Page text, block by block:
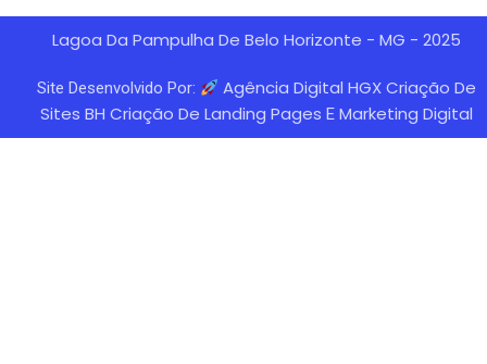
Lagoa Da Pampulha De Belo Horizonte - MG - 2025
Site Desenvolvido Por:
Agência Digital HGX Criação De
Sites BH Criação De Landing Pages E Marketing Digital